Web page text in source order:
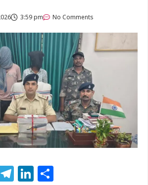
3:59 pm No Comments
Telegram
LinkedIn